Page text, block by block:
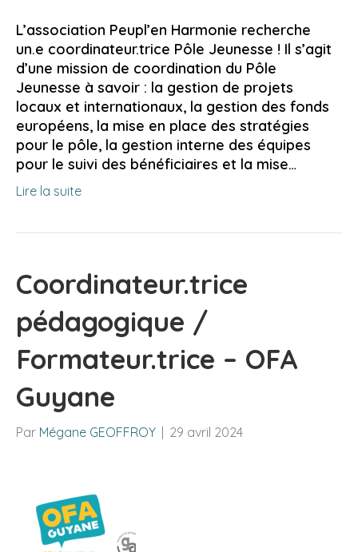
L’association Peupl’en Harmonie recherche
un.e coordinateur.trice Pôle Jeunesse ! Il s’agit
d’une mission de coordination du Pôle
Jeunesse à savoir : la gestion de projets
locaux et internationaux, la gestion des fonds
européens, la mise en place des stratégies
pour le pôle, la gestion interne des équipes
pour le suivi des bénéficiaires et la mise…
Lire la suite
Coordinateur.trice
pédagogique /
Formateur.trice – OFA
Guyane
Par Mégane GEOFFROY 29 avril 2024